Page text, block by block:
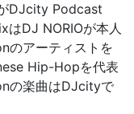
DJcity Podcast
はDJ NORIOが本人
のアーティストを
Hip-Hopを代表
の楽曲はDJcityで